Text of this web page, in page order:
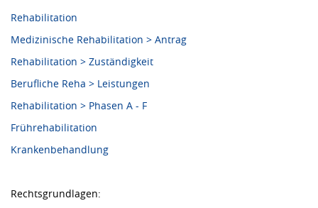
Rehabilitation
Medizinische Rehabilitation > Antrag
Rehabilitation > Zuständigkeit
Berufliche Reha > Leistungen
Rehabilitation > Phasen A - F
Frührehabilitation
Krankenbehandlung
Rechtsgrundlagen: